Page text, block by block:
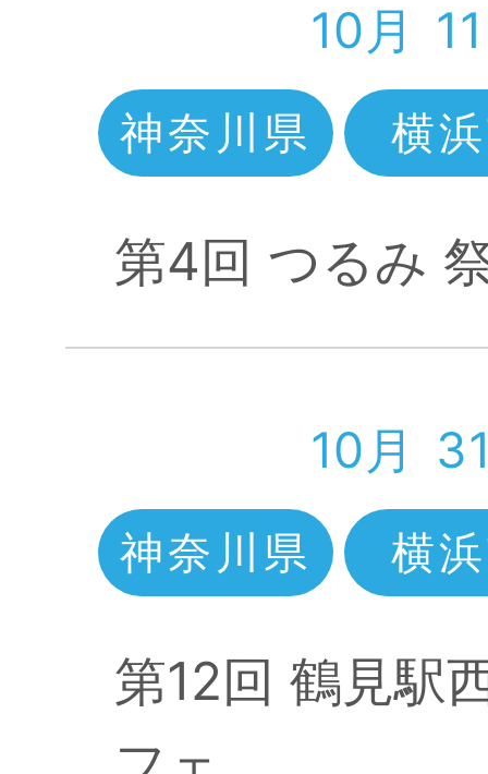
10月
神奈川県 横
第4回 つるみ
10月
神奈川県 横
第12回 鶴見駅